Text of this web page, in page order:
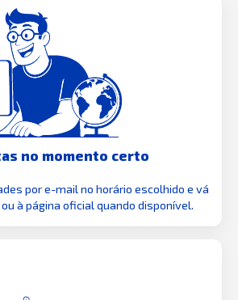
no momento certo
por e-mail no horário escolhido e vá
à página oficial quando disponível.